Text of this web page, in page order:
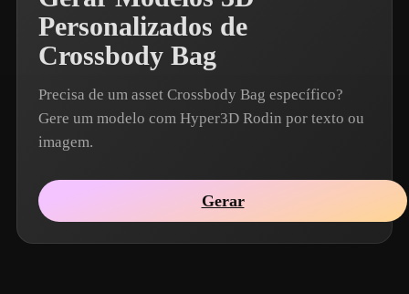
Personalizados de
Crossbody Bag
Precisa de um asset Crossbody Bag específico?
Gere um modelo com Hyper3D Rodin por texto ou
imagem.
Gerar